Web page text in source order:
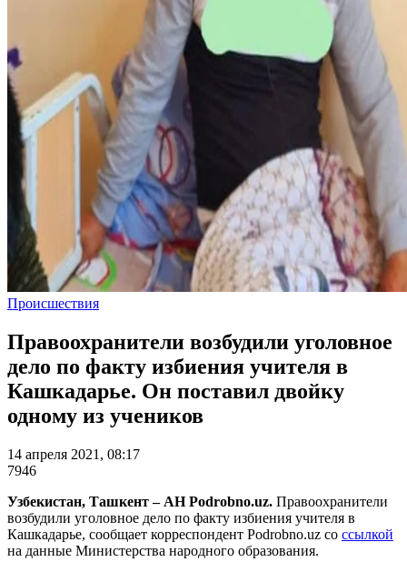
Происшествия
Правоохранители возбудили уголовное
дело по факту избиения учителя в
Кашкадарье. Он поставил двойку
одному из учеников
14 апреля 2021, 08:17
7946
Узбекистан, Ташкент – АН Podrobno.uz. Правоохранители
возбудили уголовное дело по факту избиения учителя в
Кашкадарье, сообщает корреспондент Podrobno.uz со ссылкой
на данные Министерства народного образования.